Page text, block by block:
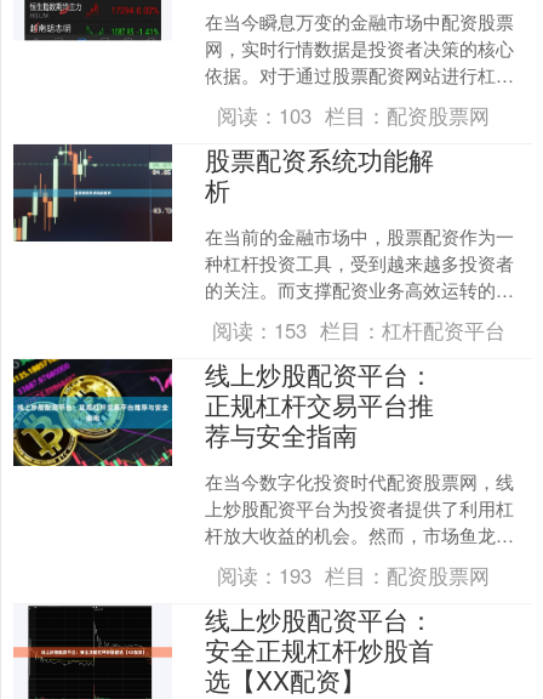
在当今瞬息万变的金融市场中配资股票
网，实时行情数据是投资者决策的核心
依据。对于通过股票配资网站进行杠杆
操作的投资者而言，获取准确、及时的
实时行情，更是决定盈利与....
阅读： 103 栏目： 配资股票网
股票配资系统功能解
析
在当前的金融市场中，股票配资作为一
种杠杆投资工具，受到越来越多投资者
的关注。而支撑配资业务高效运转的，
正是背后的股票配资系统。本文将系统
解析股票配资系统的核心功....
阅读： 153 栏目： 杠杆配资平台
线上炒股配资平台：
正规杠杆交易平台推
荐与安全指南
在当今数字化投资时代配资股票网，线
上炒股配资平台为投资者提供了利用杠
杆放大收益的机会。然而，市场鱼龙混
杂，选择正规安全的平台至关重要。本
文将为您推荐可靠的杠杆交....
阅读： 193 栏目： 配资股票网
线上炒股配资平台：
安全正规杠杆炒股首
选【XX配资】